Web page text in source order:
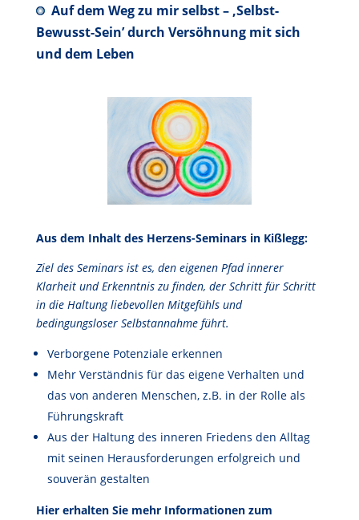
Auf dem Weg zu mir selbst – ‚Selbst-
Bewusst-Sein’ durch Versöhnung mit sich
und dem Leben
Aus dem Inhalt des Herzens-Seminars in Kißlegg:
Ziel des Seminars ist es, den eigenen Pfad innerer
Klarheit und Erkenntnis zu finden, der Schritt für Schritt
in die Haltung liebevollen Mitgefühls und
bedingungsloser Selbstannahme führt.
Verborgene Potenziale erkennen
Mehr Verständnis für das eigene Verhalten und
das von anderen Menschen, z.B. in der Rolle als
Führungskraft
Aus der Haltung des inneren Friedens den Alltag
mit seinen Herausforderungen erfolgreich und
souverän gestalten
Hier erhalten Sie mehr Informationen zum